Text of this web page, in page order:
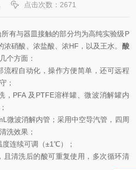
点击次数：2671
有与器皿接触的部分均为高纯实验级P
硝酸、浓盐酸、浓HF，以及王水。 酸
个方面：
流程自动化，操作方便简单，还可远程
；
，PFA 及PTFE溶样罐、微波消解罐内
微波消解内管；采用中空导汽管，四周
洗效果；
连续可调
（±1℃）
；
且清洗后的酸可重复使用，多次循环清